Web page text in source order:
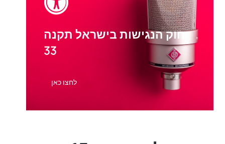
ע.מ עבודות
ירון סאסי
מוסך עוזי
חוק הנגישות בישראל תקנה
33
לחצו כאן